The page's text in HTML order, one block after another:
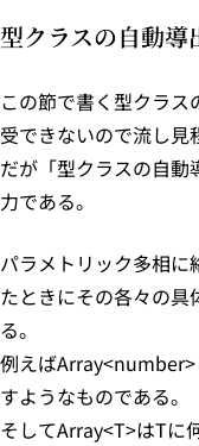
型クラスの自動導
この節で書く型クラ
受できないので流し見
だが「型クラスの自
力である。
パラメトリック多相
たときにその各々の
る。
例えば
すようなものである。
そしてArray<T>はTに